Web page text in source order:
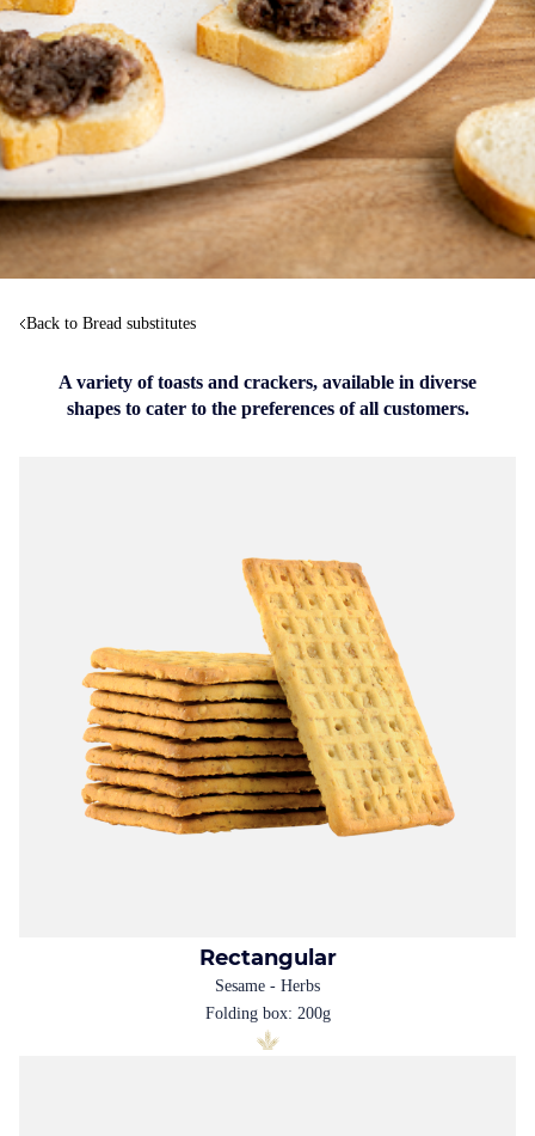
Back to Bread substitutes
A variety of toasts and crackers, available in diverse
shapes to cater to the preferences of all customers.
Rectangular
Sesame - Herbs
Folding box: 200g